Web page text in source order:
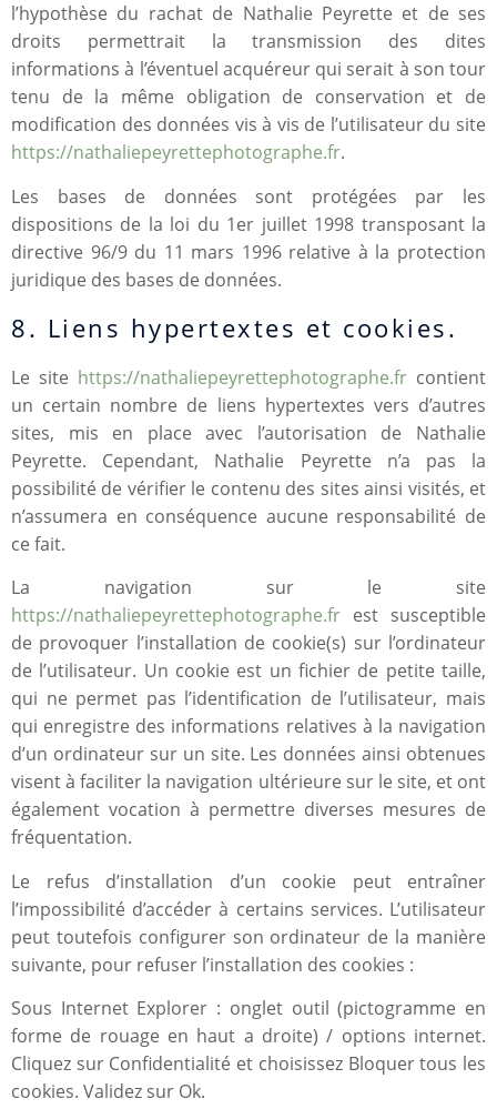
l’hypothèse du rachat de Nathalie Peyrette et de ses
droits permettrait la transmission des dites
informations à l’éventuel acquéreur qui serait à son tour
tenu de la même obligation de conservation et de
modification des données vis à vis de l’utilisateur du site
https://nathaliepeyrettephotographe.fr.
Les bases de données sont protégées par les
dispositions de la loi du 1er juillet 1998 transposant la
directive 96/9 du 11 mars 1996 relative à la protection
juridique des bases de données.
8. Liens hypertextes et cookies.
Le site https://nathaliepeyrettephotographe.fr contient
un certain nombre de liens hypertextes vers d’autres
sites, mis en place avec l’autorisation de Nathalie
Peyrette. Cependant, Nathalie Peyrette n’a pas la
possibilité de vérifier le contenu des sites ainsi visités, et
n’assumera en conséquence aucune responsabilité de
ce fait.
La navigation sur le site
https://nathaliepeyrettephotographe.fr est susceptible
de provoquer l’installation de cookie(s) sur l’ordinateur
de l’utilisateur. Un cookie est un fichier de petite taille,
qui ne permet pas l’identification de l’utilisateur, mais
qui enregistre des informations relatives à la navigation
d’un ordinateur sur un site. Les données ainsi obtenues
visent à faciliter la navigation ultérieure sur le site, et ont
également vocation à permettre diverses mesures de
fréquentation.
Le refus d’installation d’un cookie peut entraîner
l’impossibilité d’accéder à certains services. L’utilisateur
peut toutefois configurer son ordinateur de la manière
suivante, pour refuser l’installation des cookies :
Sous Internet Explorer : onglet outil (pictogramme en
forme de rouage en haut a droite) / options internet.
Cliquez sur Confidentialité et choisissez Bloquer tous les
cookies. Validez sur Ok.